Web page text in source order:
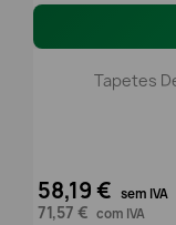
Tapetes
58,19 € sem IVA
71,57 € com IVA